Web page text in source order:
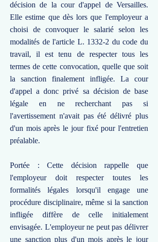
décision de la cour d'appel de Versailles.
Elle estime que dès lors que l'employeur a
choisi de convoquer le salarié selon les
modalités de l'article L. 1332-2 du code du
travail, il est tenu de respecter tous les
termes de cette convocation, quelle que soit
la sanction finalement infligée. La cour
d'appel a donc privé sa décision de base
légale en ne recherchant pas si
l'avertissement n'avait pas été délivré plus
d'un mois après le jour fixé pour l'entretien
préalable.
Portée : Cette décision rappelle que
l'employeur doit respecter toutes les
formalités légales lorsqu'il engage une
procédure disciplinaire, même si la sanction
infligée diffère de celle initialement
envisagée. L'employeur ne peut pas délivrer
une sanction plus d'un mois après le jour